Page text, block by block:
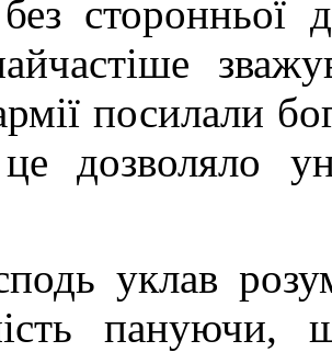
сторонньої
посилали
дозволяло
уклав
пануючи,